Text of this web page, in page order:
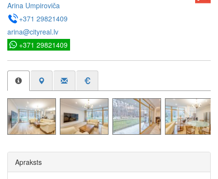
Arina Umpiroviča
+371 29821409
arina@cityreal.lv
+371 29821409
Apraksts